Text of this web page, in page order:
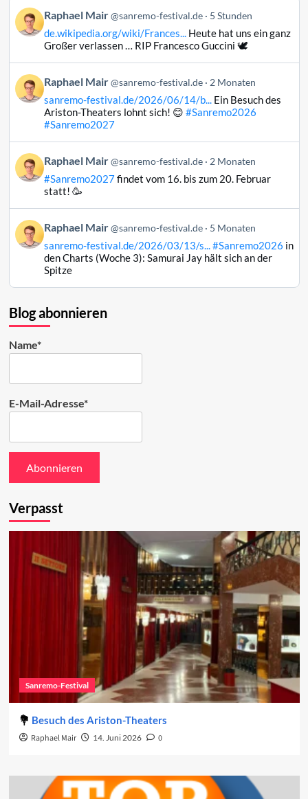
Beitrag
von
Raphael
Bluesky
ansehen
Raphael Mair @sanremo-festival.de 5 Stunden
de.wikipedia.org/wiki/Frances...Heute hat uns ein ganz
Großer verlassen … RIP Francesco Guccini 🕊️
Beitrag
von
Raphael
ansehen
Raphael Mair @sanremo-festival.de 2 Monaten
sanremo-festival.de/2026/06/14/b...Ein Besuch des
Ariston-Theaters lohnt sich! 😊 #Sanremo2026
#Sanremo2027
Beitrag
von
Raphael
Bluesky
ansehen
Raphael Mair @sanremo-festival.de 2 Monaten
#Sanremo2027findet vom 16. bis zum 20. Februar
statt! 🥳
Beitrag
von
Raphael
ansehen
Raphael Mair @sanremo-festival.de 5 Monaten
sanremo-festival.de/2026/03/13/s...#Sanremo2026 in
den Charts (Woche 3): Samurai Jay hält sich an der
Spitze
Blog abonnieren
Name*
E-Mail-Adresse*
Verpasst
Sanremo-Festival
Besuch des Ariston-Theaters
Raphael Mair 14. Juni 2026 0